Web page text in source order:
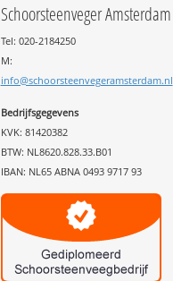
Schoorsteenveger Amsterdam
Tel: 020-2184250
M:
info@schoorsteenvegeramsterdam.nl
Bedrijfsgegevens
KVK: 81420382
BTW: NL8620.828.33.B01
IBAN: NL65 ABNA 0493 9717 93